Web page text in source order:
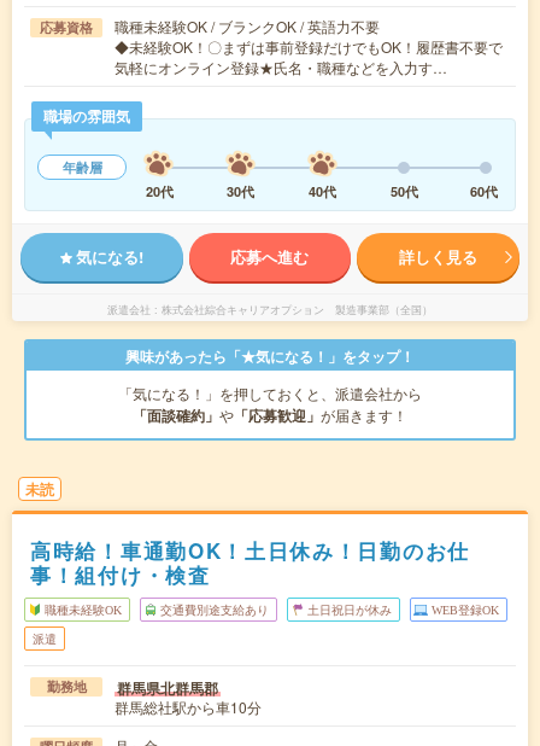
応募資格
職種未経験OK / ブランクOK / 英語力不要
◆未経験OK！〇まずは事前登録だけでもOK！履歴書不要で
気軽にオンライン登録★氏名・職種などを入力す…
職場の雰囲気
年齢層
20代
30代 40代 50代 60代
気になる! 応募へ進む 詳しく見る
派遣会社 株式会社綜合キャリアオプション 製造事業部（全国）
興味があったら「★気になる！」をタップ！
「気になる！」を押しておくと、派遣会社から
「面談確約」 や 「応募歓迎」 が届きます！
未読
高時給！車通勤OK！土日休み！日勤のお仕
事！組付け・検査
職種未経験OK 交通費別途支給あり 土日祝日が休み WEB登録OK
派遣
勤務地 群馬県北群馬郡
群馬総社駅から車10分